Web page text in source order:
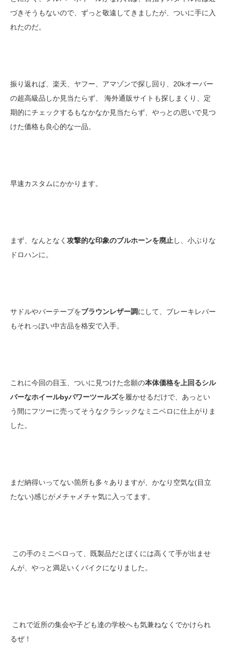
づきそうもないので、ずっと敬遠してきましたが、ついに手に入
れたのだ。
振り返れば、楽天、ヤフー、アマゾンで探し回り、20kオーバー
の超高級品しか見当たらず、 海外通販サイトも探しまくり、定
期的にチェックするもなかなか見当たらず、やっとの思いで見つ
けた価格も良心的な一品。
早速カスタムにかかります。
まず、なんとなく 攻撃的な印象のブルホーンを廃止 し、小ぶりな
ドロハンに。
サドルやバーテープをブラウンレザー調にして、ブレーキレバー
もそれっぽい中古品を格安で入手。
これに今回の目玉、ついに見つけた念願の本体価格を上回るシル
バーなホイールbyパワーツールズを履かせるだけで、あっとい
う間にフツーに売ってそうなクラシックなミニベロに仕上がりま
した。
まだ納得いってない箇所も多々ありますが、かなり空気な(目立
たない)感じがメチャメチャ気に入ってます。
この手のミニベロって、既製品だとぼくには高くて手が出ませ
んが、やっと満足いくバイクになりました。
これで近所の集会や子ども達の学校へも気兼ねなくでかけられ
るぜ！